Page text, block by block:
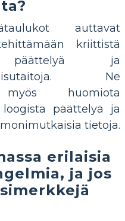
auttavat
kriittistä
päättelyä ja
Ne
huomiota
loogista päättelyä ja
​​tietoja.
erilaisia
ja jos